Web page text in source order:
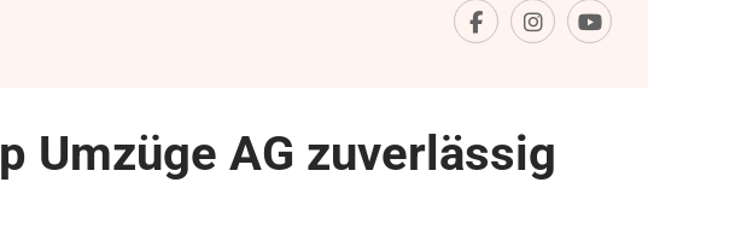
Umzüge AG zuverlässig